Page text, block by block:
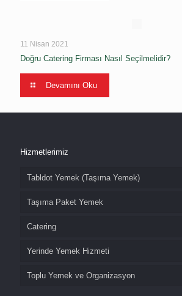
11 Nisan 2021
Doğru Catering Firması Nasıl Seçilmelidir?
Devamını Oku
Hizmetlerimiz
Tabldot Yemek (Taşıma Yemek)
Taşıma Paket Yemek
Catering
Yerinde Yemek Hizmeti
Toplu Yemek ve Organizasyon